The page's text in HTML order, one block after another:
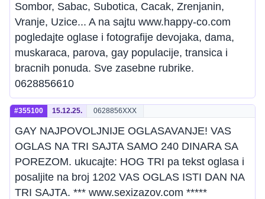
Sombor, Sabac, Subotica, Cacak, Zrenjanin,
Vranje, Uzice... A na sajtu www.happy-co.com
pogledajte oglase i fotografije devojaka, dama,
muskaraca, parova, gay populacije, transica i
bracnih ponuda. Sve zasebne rubrike.
0628856610
#355100 15.12.25. 0628856XXX
GAY NAJPOVOLJNIJE OGLASAVANJE! VAS
OGLAS NA TRI SAJTA SAMO 240 DINARA SA
POREZOM. ukucajte: HOG TRI pa tekst oglasa i
posaljite na broj 1202 VAS OGLAS ISTI DAN NA
TRI SAJTA. *** www.sexizazov.com *****